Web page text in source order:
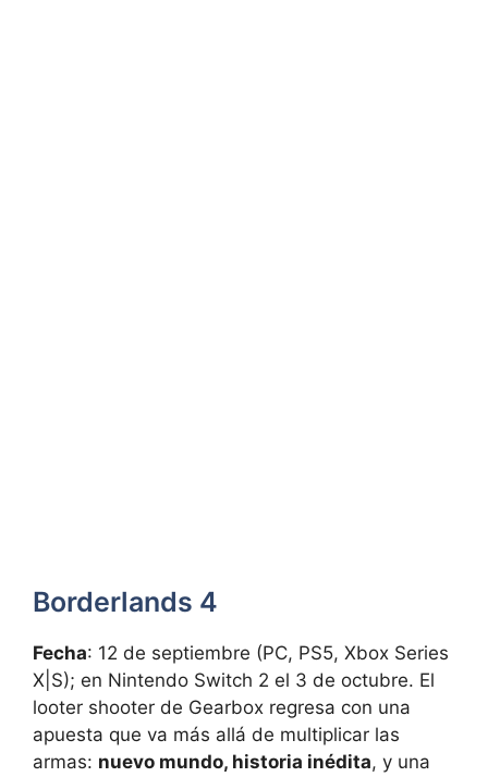
Borderlands 4
Fecha: 12 de septiembre (PC, PS5, Xbox Series
X|S); en Nintendo Switch 2 el 3 de octubre. El
looter shooter de Gearbox regresa con una
apuesta que va más allá de multiplicar las
armas: nuevo mundo, historia inédita, y una